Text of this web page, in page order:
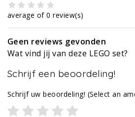
average of 0 review(s)
Geen reviews gevonden
Wat vind jij van deze LEGO set?
Schrijf een beoordeling!
Schrijf uw beoordeling! (Select an